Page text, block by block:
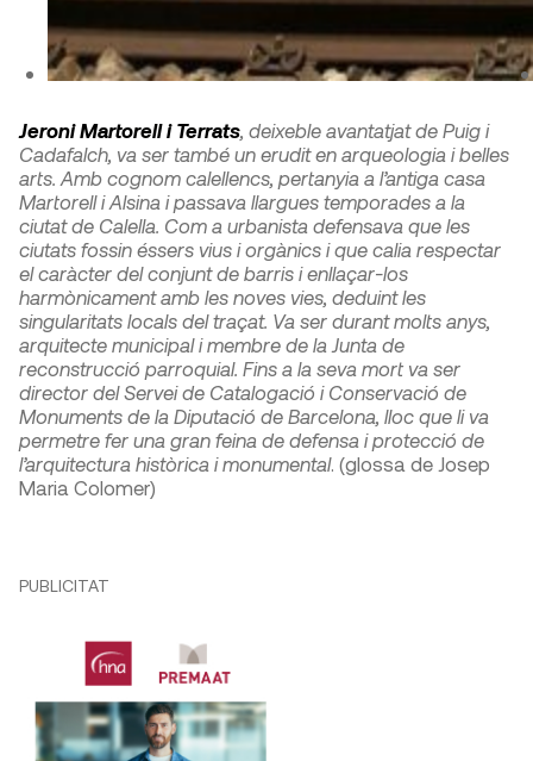
Jeroni Martorell i Terrats, deixeble avantatjat de Puig i
Cadafalch, va ser també un erudit en arqueologia i belles
arts. Amb cognom calellencs, pertanyia a l’antiga casa
Martorell i Alsina i passava llargues temporades a la
ciutat de Calella. Com a urbanista defensava que les
ciutats fossin éssers vius i orgànics i que calia respectar
el caràcter del conjunt de barris i enllaçar-los
harmònicament amb les noves vies, deduint les
singularitats locals del traçat. Va ser durant molts anys,
arquitecte municipal i membre de la Junta de
reconstrucció parroquial. Fins a la seva mort va ser
director del Servei de Catalogació i Conservació de
Monuments de la Diputació de Barcelona, lloc que li va
permetre fer una gran feina de defensa i protecció de
l’arquitectura històrica i monumental. (glossa de Josep
Maria Colomer)
PUBLICITAT